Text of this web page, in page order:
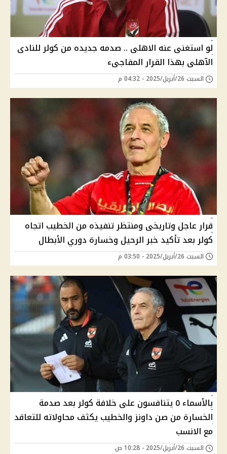
لو استغنى عنه الاهلى .. صدمه جديده من كولر للنادى
الآهلى بهذا القرار المفاجىء
السبت 26/أبريل/2025 - 04:32 م
قرار عاجل وتاريخى ومنتظر تنفيذه من الخطيب اتجاه
كولر بعد تأكيد خبر الرحيل وخسارة دوري الأبطال
السبت 26/أبريل/2025 - 03:50 م
بالأسماء ٥ يتنافسون على خلافة كولر بعد صدمة
الخسارة من صن داونز والخطيب يكثف محاولاته للتعاقد
مع الانسب
السبت 26/أبريل/2025 - 10:28 ص